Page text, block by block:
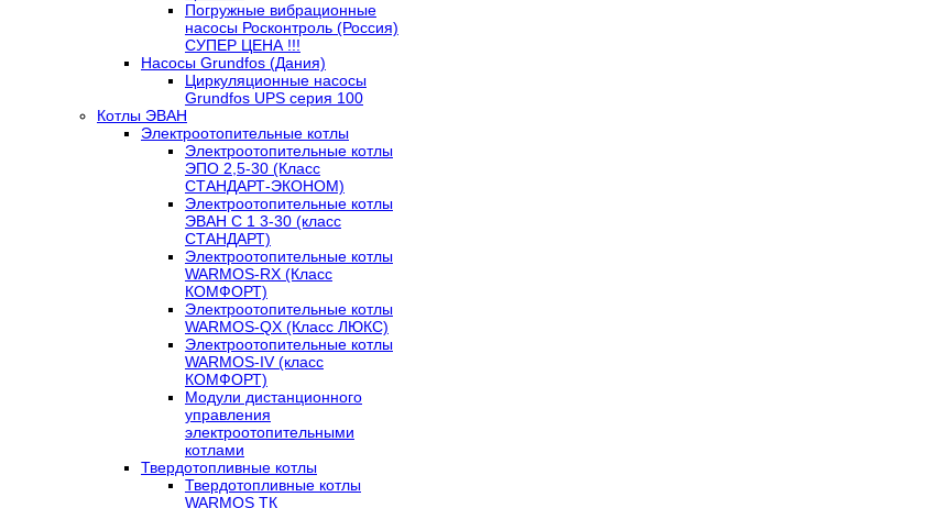
Погружные вибрационные
насосы Росконтроль (Россия)
СУПЕР ЦЕНА !!!
Насосы Grundfos (Дания)
Циркуляционные насосы
Grundfos UPS серия 100
Котлы ЭВАН
Электроотопительные котлы
Электроотопительные котлы
ЭПО 2,5-30 (Класс
СТАНДАРТ-ЭКОНОМ)
Электроотопительные котлы
ЭВАН С 1 3-30 (класс
СТАНДАРТ)
Электроотопительные котлы
WARMOS-RX (Класс
КОМФОРТ)
Электроотопительные котлы
WARMOS-QX (Класс ЛЮКС)
Электроотопительные котлы
WARMOS-IV (класс
КОМФОРТ)
Модули дистанционного
управления
электроотопительными
котлами
Твердотопливные котлы
Твердотопливные котлы
WARMOS TК